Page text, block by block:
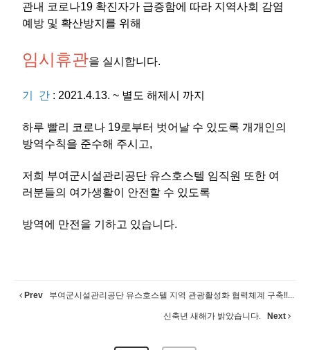
관내 코로나19 확진자가 급증함에 따라 지역사회 감염
예방 및 확산방지를 위해
임시휴관을 실시합니다.
기 간 : 2021.4.13. ~ 별도 해제시 까지
하루 빨리 코로나 19로부터 벗어날 수 있도록 개개인의
방역수칙을 준수해 주시고,
저희 부여군시설관리공단 유스호스텔 임직원 또한 여
러분들의 여가생활이 안전할 수 있도록
방역에 만전을 기하고 있습니다.
Prev 부여군시설관리공단 유스호스텔 지역 관광활성화 협력체계 구축!!...
신축년 새해가 밝았습니다. Next